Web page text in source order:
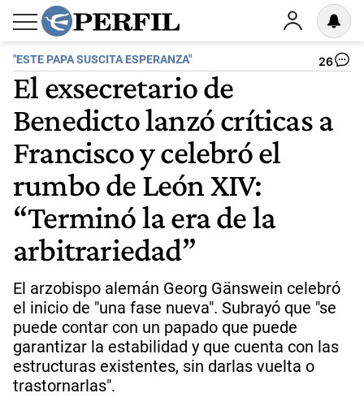
"ESTE PAPA SUSCITA ESPERANZA" 26
El exsecretario de
Benedicto lanzó críticas a
Francisco y celebró el
rumbo de León XIV:
“Terminó la era de la
arbitrariedad”
El arzobispo alemán Georg Gänswein celebró
el inicio de "una fase nueva". Subrayó que "se
puede contar con un papado que puede
garantizar la estabilidad y que cuenta con las
estructuras existentes, sin darlas vuelta o
trastornarlas".